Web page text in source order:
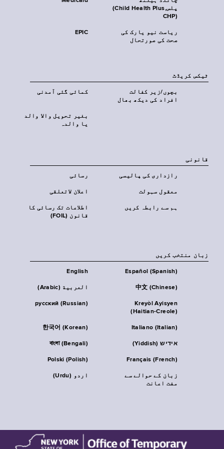
پلس‎(Child Health Plus,
CHP)‎
EPIC
ریاست نیو یارک کی
صحت کی صورتحال
ٹیکس کریڈٹ
کمائی گئی آمدنی
بچوں/زیر کفالت
افراد کی دیکھ بھال
بغیر تحویل والا والد
یا والدہ
قانونی
رسائی رازداری کی پالیسی
اعلان لاتعلقی معقول سہولت
اطلاعات تک رسائی کا
قانون (FOIL)
ہم سے رابطہ کریں
زبان منتخب کریں
English Español (Spanish)
العربية (Arabic) 中文 (Chinese)
русский (Russian)
Kreyòl Ayisyen
(Haitian-Creole)
한국어 (Korean) Italiano (Italian)
বাংলা (Bengali) אידיש (Yiddish)
Polski (Polish) Français (French)
اردو (Urdu)
زبان کے حوالے سے
مفت اعانت